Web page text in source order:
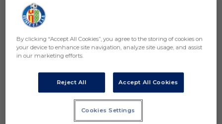
By clicking “Accept All Cookies”, you agree to the storing of cookies on
your device to enhance site navigation, analyze site usage, and assist
in our marketing efforts.
Reject All Accept All Cookies
Cookies Settings